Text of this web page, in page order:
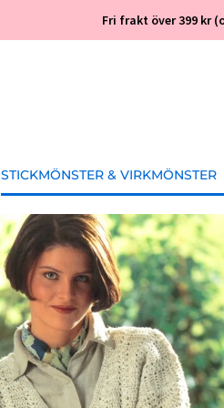
Fri frakt över 399 kr
STICKMÖNSTER & VIRKMÖNSTER